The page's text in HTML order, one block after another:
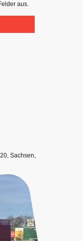
aus.
Sachsen,